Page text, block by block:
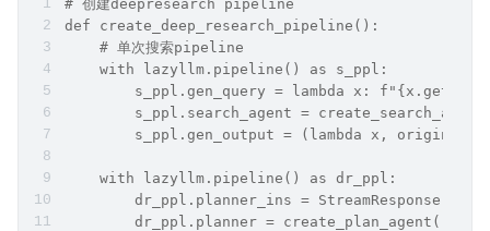
# 创建deepresearch pipeline
def create_deep_research_pipeline():
    # 单次搜索pipeline
    with lazyllm.pipeline() as s_ppl:
s_ppl.gen_query = lambda x:
s_ppl.search_agent =
s_ppl.gen_output = (lambda x,
    with lazyllm.pipeline() as dr_ppl:
dr_ppl.planner_ins =
dr_ppl.planner = create_plan_agent()    #